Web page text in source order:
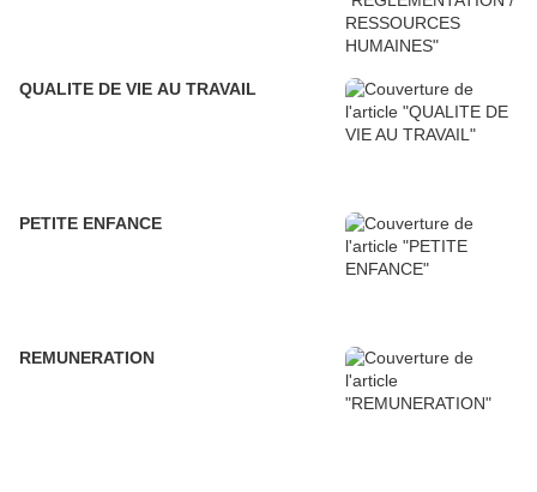
QUALITE DE VIE AU TRAVAIL
PETITE ENFANCE
REMUNERATION